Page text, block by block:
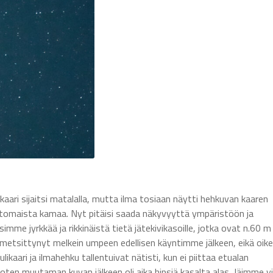
sijaitsi matalalla, mutta ilma tosiaan näytti hehkuvan kaaren
kamaa. Nyt pitäisi saada näkyvyyttä ympäristöön ja
jyrkkää ja rikkinäistä tietä jätekivikasoille, jotka ovat n.60 m
melkein umpeen edellisen käyntimme jälkeen, eikä
ja ilmahehku tallentuivat nätisti, kun ei piittaa etualan